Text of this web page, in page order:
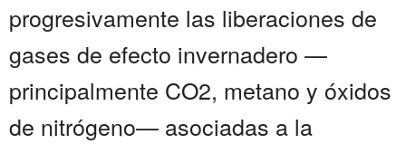
progresivamente las liberaciones de
gases de efecto invernadero —
principalmente CO2, metano y óxidos
de nitrógeno— asociadas a la